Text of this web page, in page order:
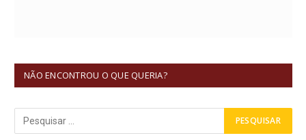
NÃO ENCONTROU O QUE QUERIA?